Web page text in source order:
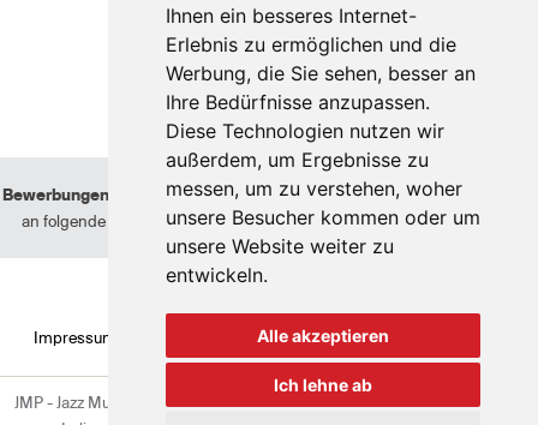
Ihnen ein besseres Internet-
Erlebnis zu ermöglichen und die
Werbung, die Sie sehen, besser an
Ihre Bedürfnisse anzupassen.
Diese Technologien nutzen wir
außerdem, um Ergebnisse zu
messen, um zu verstehen, woher
unsere Besucher kommen oder um
unsere Website weiter zu
entwickeln.
Alle akzeptieren
Ich lehne ab
Bewerbungen von Künstlernkönnen nur berücksichtigt werden, wenn sie
an folgende Adresse geschickt werden:info@suedtiroljazzfestival.com
Impressum Datenschutzbestimmungen Cookie policy
Einstellungen
Transparenz
JMP - Jazz Music Promotion - Laubengasse 19/A, 39100 Bozen - Südtirol,